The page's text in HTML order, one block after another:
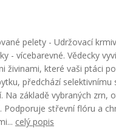
pelety - Udržovací
- vícebarevné. Vědecky
živinami, které vaši ptáci
předchází selektivnímu
Na základě vybraných zrn,
Podporuje střevní flóru a
celý popis